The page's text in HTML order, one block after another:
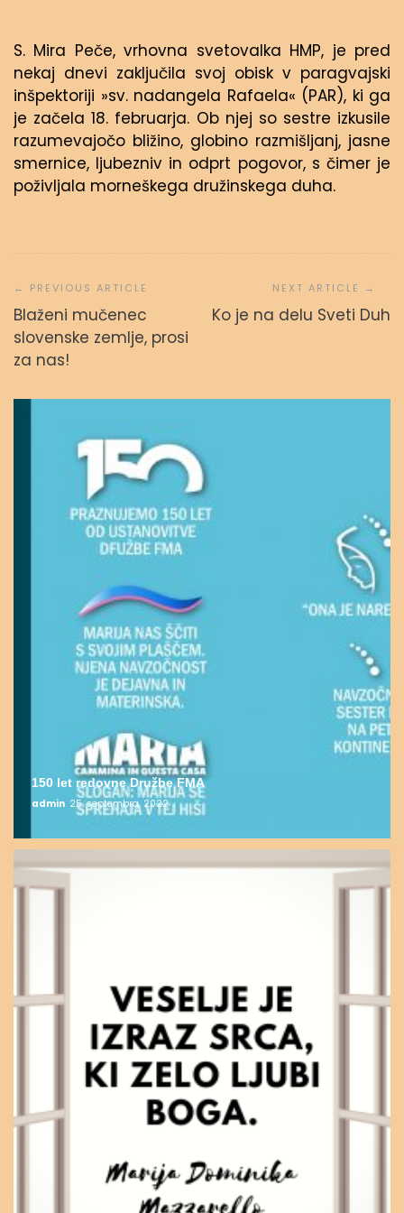
S. Mira Peče, vrhovna svetovalka HMP, je pred
nekaj dnevi zaključila svoj obisk v paragvajski
inšpektoriji »sv. nadangela Rafaela« (PAR), ki ga
je začela 18. februarja. Ob njej so sestre izkusile
razumevajočo bližino, globino razmišljanj, jasne
smernice, ljubezniv in odprt pogovor, s čimer je
poživljala morneškega družinskega duha.
prispevka
Blaženi mučenec
slovenske zemlje, prosi
za nas!
Ko je na delu Sveti Duh
150 let redovne Družbe FMA
admin 25. septembra, 2022